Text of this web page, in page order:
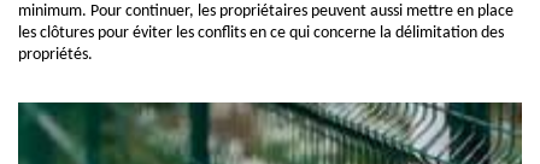
minimum. Pour continuer, les propriétaires peuvent aussi mettre en place
les clôtures pour éviter les conflits en ce qui concerne la délimitation des
propriétés.